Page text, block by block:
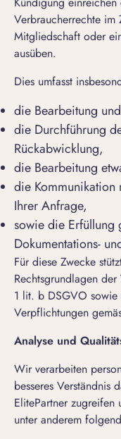
Verbraucherrechte im
Mitgliedschaft oder
ausüben.
Dies umfasst
die Bearbeitung
die Durchführung
Rückabwicklung,
die Bearbeitung
die Kommunikation
Ihrer Anfrage,
sowie die Erfüllung
Dokumentations-
Für diese Zwecke
Rechtsgrundlagen
1 lit. b DSGVO
Verpflichtungen
Analyse und
Wir verarbeiten
besseres Verständnis
ElitePartner zugreifen
unter anderem